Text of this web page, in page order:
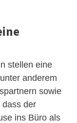
stellen eine
anderem
sowie
dass der
ins Büro als